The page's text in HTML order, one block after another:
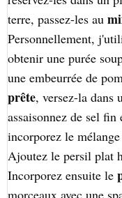
terre, passez-les au
Personnellement,
obtenir une purée
une embeurrée de
prête, versez-la dans
assaisonnez de sel
incorporez le
Ajoutez le persil plat
Incorporez ensuite le
morceaux avec une